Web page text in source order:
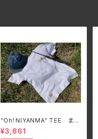
“Oh！NIYANMA” TEE まる
で本物！オニヤンマTシャツ
¥3,861